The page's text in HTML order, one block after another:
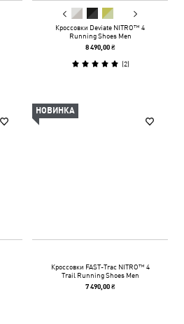
Кроссовки Deviate NITRO™ 4
Running Shoes Men
8 490,00 ₴
(2)
НОВИНКА
Кроссовки FAST-Trac NITRO™ 4
Trail Running Shoes Men
7 490,00 ₴